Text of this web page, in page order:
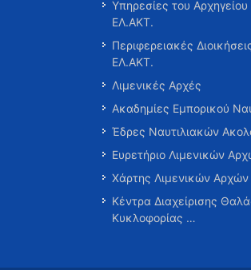
Υπηρεσίες του
ΕΛ.ΑΚΤ.
Περιφερειακές
ΕΛ.ΑΚΤ.
Λιμενικές Αρχές
Ακαδημίες Εμπορικού
Έδρες Ναυτιλιακών
Ευρετήριο Λιμενικών
Χάρτης Λιμενικών Αρχών
Κέντρα Διαχείρισης
Κυκλοφορίας …